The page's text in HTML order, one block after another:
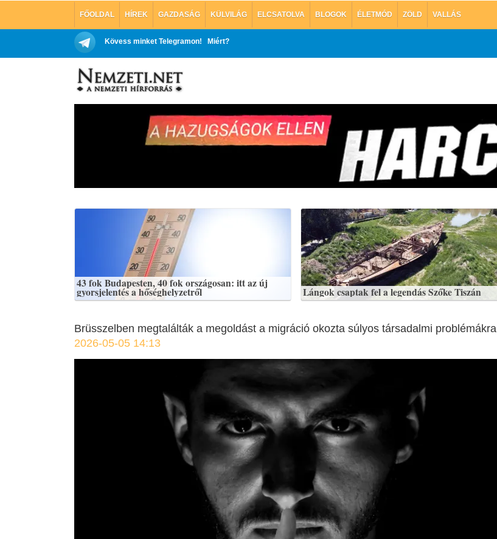
FŐOLDAL HÍREK GAZDASÁG KÜLVILÁG ELCSATOLVA BLOGOK ÉLETMÓD ZÖLD VALLÁS
Kövess minket Telegramon! Miért?
43 fok Budapesten, 40 fok országosan: itt az új
gyorsjelentés a hőséghelyzetről Lángok csaptak fel a legendás Szőke Tiszán
Brüsszelben megtalálták a megoldást a migráció okozta súlyos társadalmi problémákra
2026-05-05 14:13